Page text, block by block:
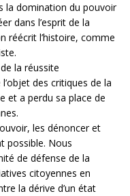
la domination du pouvoir
dans l’esprit de la
réécrit l’histoire, comme
la réussite
des critiques de la
et a perdu sa place de
les dénoncer et
possible. Nous
de défense de la
citoyennes en
la dérive d’un état